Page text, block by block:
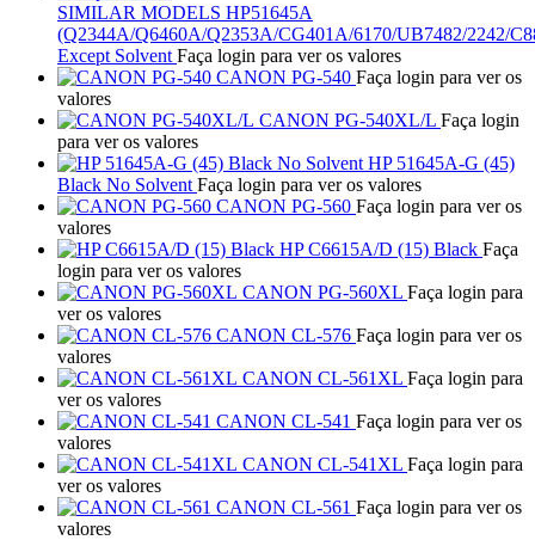
SIMILAR MODELS HP51645A
(Q2344A/Q6460A/Q2353A/CG401A/6170/UB7482/2242/
Except Solvent Faça login para ver os valores
CANON PG-540 Faça login para ver os
valores
CANON PG-540XL/L Faça login
para ver os valores
HP 51645A-G (45)
Black No Solvent Faça login para ver os valores
CANON PG-560 Faça login para ver os
valores
HP C6615A/D (15) Black Faça
login para ver os valores
CANON PG-560XL Faça login para
ver os valores
CANON CL-576 Faça login para ver os
valores
CANON CL-561XL Faça login para
ver os valores
CANON CL-541 Faça login para ver os
valores
CANON CL-541XL Faça login para
ver os valores
CANON CL-561 Faça login para ver os
valores